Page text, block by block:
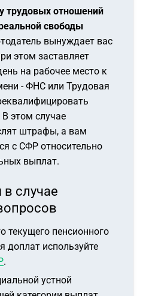
трудовых отношений
свободы
вынуждает вас
этом заставляет
на рабочее место к
- ФНС или Трудовая
этом случае
штрафы, а вам
с СФР относительно
выплат.
случае
текущего пенсионного
доплат используйте
.
устной